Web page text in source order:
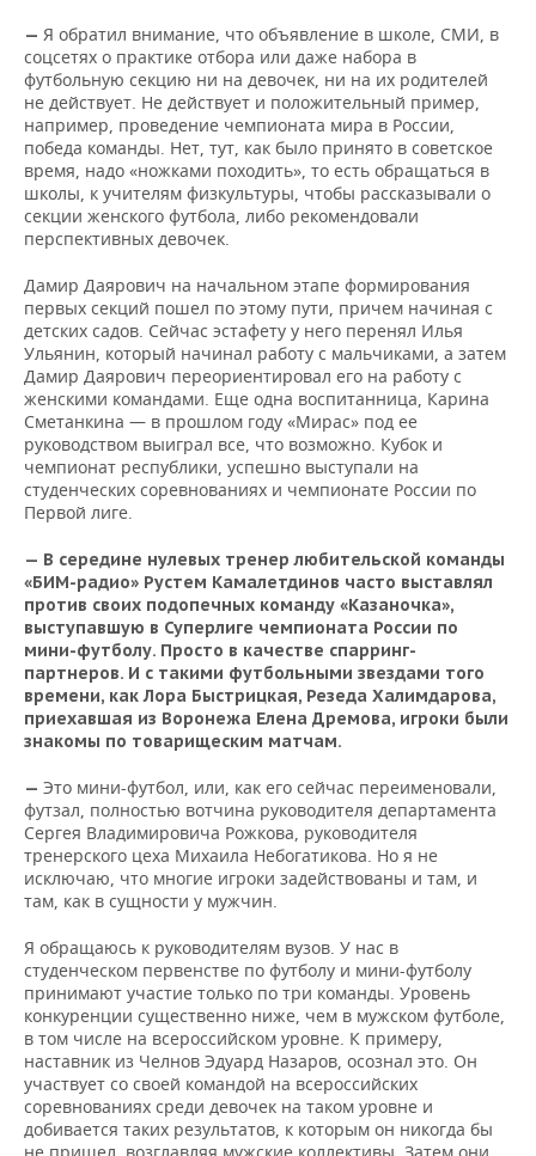
— Я обратил внимание, что объявление в школе, СМИ, в
соцсетях о практике отбора или даже набора в
футбольную секцию ни на девочек, ни на их родителей
не действует. Не действует и положительный пример,
например, проведение чемпионата мира в России,
победа команды. Нет, тут, как было принято в советское
время, надо «ножками походить», то есть обращаться в
школы, к учителям физкультуры, чтобы рассказывали о
секции женского футбола, либо рекомендовали
перспективных девочек.
Дамир Даярович на начальном этапе формирования
первых секций пошел по этому пути, причем начиная с
детских садов. Сейчас эстафету у него перенял Илья
Ульянин, который начинал работу с мальчиками, а затем
Дамир Даярович переориентировал его на работу с
женскими командами. Еще одна воспитанница, Карина
Сметанкина — в прошлом году «Мирас» под ее
руководством выиграл все, что возможно. Кубок и
чемпионат республики, успешно выступали на
студенческих соревнованиях и чемпионате России по
Первой лиге.
— В середине нулевых тренер любительской команды
«БИМ-радио» Рустем Камалетдинов часто выставлял
против своих подопечных команду «Казаночка»,
выступавшую в Суперлиге чемпионата России по
мини-футболу. Просто в качестве спарринг-
партнеров. И с такими футбольными звездами того
времени, как Лора Быстрицкая, Резеда Халимдарова,
приехавшая из Воронежа Елена Дремова, игроки были
знакомы по товарищеским матчам.
— Это мини-футбол, или, как его сейчас переименовали,
футзал, полностью вотчина руководителя департамента
Сергея Владимировича Рожкова, руководителя
тренерского цеха Михаила Небогатикова. Но я не
исключаю, что многие игроки задействованы и там, и
там, как в сущности у мужчин.
Я обращаюсь к руководителям вузов. У нас в
студенческом первенстве по футболу и мини-футболу
принимают участие только по три команды. Уровень
конкуренции существенно ниже, чем в мужском футболе,
в том числе на всероссийском уровне. К примеру,
наставник из Челнов Эдуард Назаров, осознал это. Он
участвует со своей командой на всероссийских
соревнованиях среди девочек на таком уровне и
добивается таких результатов, к которым он никогда бы